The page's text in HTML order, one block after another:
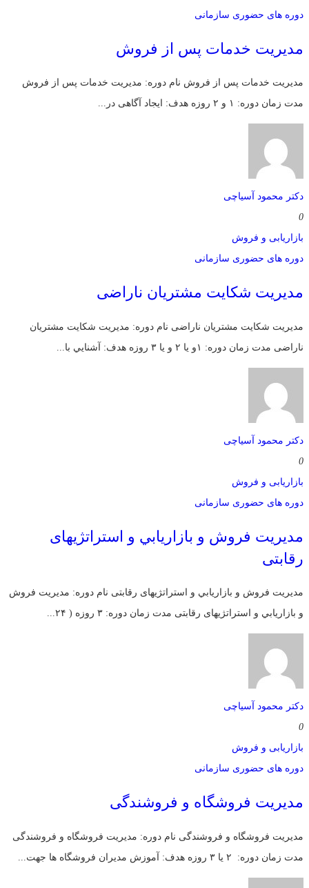
دوره های حضوری سازمانی
مدیریت خدمات پس از فروش
مدیریت خدمات پس از فروش نام دوره: مدیریت خدمات پس از فروش
مدت زمان دوره: ۱ و ۲ روزه هدف: ایجاد آگاهی در...
دکتر محمود آسیاچی
0
بازاریابی و فروش
دوره های حضوری سازمانی
مديريت شکایت مشتریان ناراضی
مديريت شکایت مشتریان ناراضی نام دوره: مديريت شکایت مشتریان
ناراضی مدت زمان دوره: ۱و یا ۲ و یا ۳ روزه هدف: آشنايي با...
دکتر محمود آسیاچی
0
بازاریابی و فروش
دوره های حضوری سازمانی
مديريت فروش و بازاريابي و استراتژیهای
رقابتی
مديريت فروش و بازاريابي و استراتژیهای رقابتی نام دوره: مديريت فروش
و بازاريابي و استراتژیهای رقابتی مدت زمان دوره: ۳ روزه ( ۲۴...
دکتر محمود آسیاچی
0
بازاریابی و فروش
دوره های حضوری سازمانی
مدیریت فروشگاه و فروشندگی
مدیریت فروشگاه و فروشندگی نام دوره: مدیریت فروشگاه و فروشندگی
مدت زمان دوره: ۲ یا ۳ روزه هدف: آموزش مديران فروشگاه ها جهت...